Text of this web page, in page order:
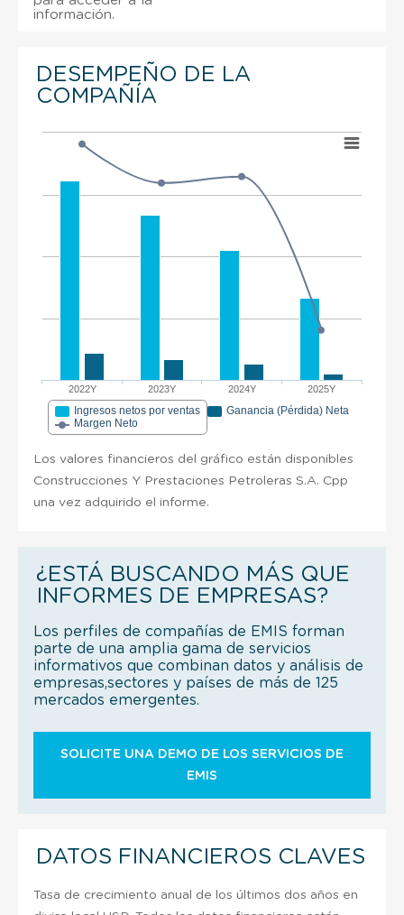
información.
DESEMPEÑO DE LA
COMPAÑÍA
2022Y 2023Y 2024Y 2025Y
Ingresos netos por ventas
Ganancia (Pérdida) Neta
Margen Neto
Los valores financieros del gráfico están disponibles
Construcciones Y Prestaciones Petroleras S.A. Cpp
una vez adquirido el informe.
¿ESTÁ BUSCANDO MÁS QUE
INFORMES DE EMPRESAS?
Los perfiles de compañías de EMIS forman
parte de una amplia gama de servicios
informativos que combinan datos y análisis de
empresas,sectores y países de más de 125
mercados emergentes.
SOLICITE UNA DEMO DE LOS SERVICIOS DE
EMIS
DATOS FINANCIEROS CLAVES
Tasa de crecimiento anual de los últimos dos años en